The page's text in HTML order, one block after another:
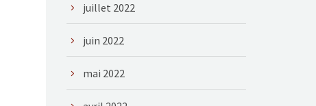
juillet 2022
juin 2022
mai 2022